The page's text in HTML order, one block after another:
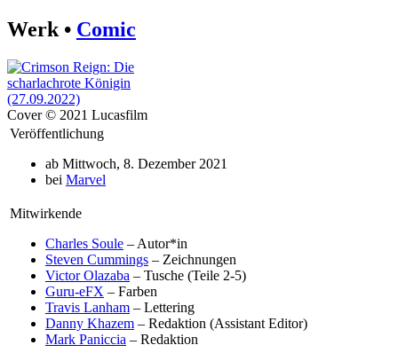
Werk • Comic
Cover © 2021 Lucasfilm
Veröffentlichung
ab Mittwoch, 8. Dezember 2021
bei Marvel
Mitwirkende
Charles Soule – Autor*in
Steven Cummings – Zeichnungen
Victor Olazaba – Tusche (Teile 2-5)
Guru-eFX – Farben
Travis Lanham – Lettering
Danny Khazem – Redaktion (Assistant Editor)
Mark Paniccia – Redaktion